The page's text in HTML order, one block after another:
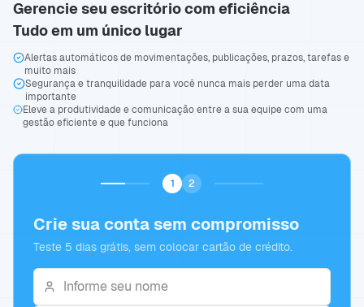
Gerencie seu escritório com eficiência
Tudo em um único lugar
Alertas automáticos de movimentações, publicações, prazos, tarefas e
muito mais
Segurança e tranquilidade para você nunca mais perder uma data
importante
Eleve a produtividade e comunicação entre a sua equipe com uma
gestão eficiente e que funciona
1 2
Crie sua conta sem compromisso
Teste 5 dias grátis, sem colocar cartão de crédito.